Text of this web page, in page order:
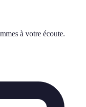
à votre écoute.